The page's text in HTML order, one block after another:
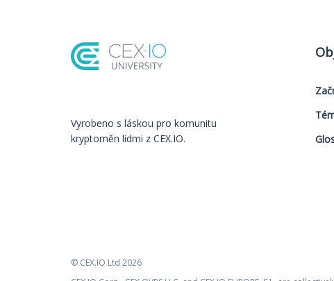
Vyrobeno s láskou️ pro komunitu
kryptoměn lidmi z CEX.IO.
© CEX.IO Ltd 2026